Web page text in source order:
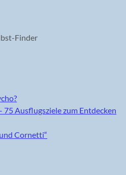
Finder
75 Ausflugsziele zum Entdecken
Cornetti“